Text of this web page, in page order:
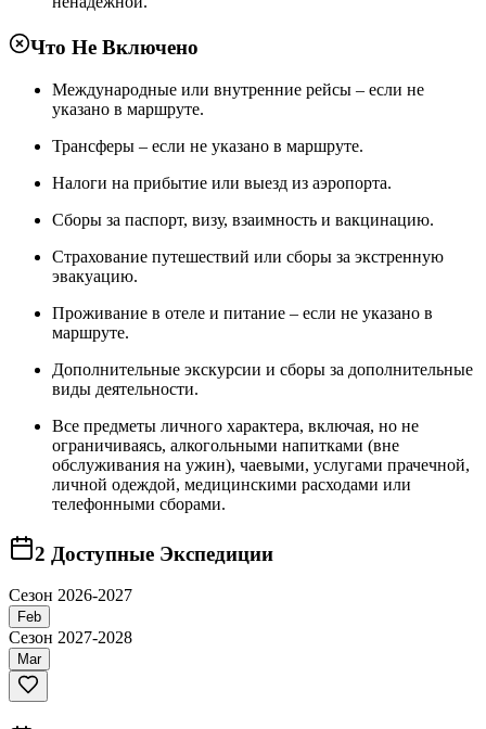
Что Не Включено
Международные или внутренние рейсы – если не
указано в маршруте.
Трансферы – если не указано в маршруте.
Налоги на прибытие или выезд из аэропорта.
Сборы за паспорт, визу, взаимность и вакцинацию.
Страхование путешествий или сборы за экстренную
эвакуацию.
Проживание в отеле и питание – если не указано в
маршруте.
Дополнительные экскурсии и сборы за дополнительные
виды деятельности.
Все предметы личного характера, включая, но не
ограничиваясь, алкогольными напитками (вне
обслуживания на ужин), чаевыми, услугами прачечной,
личной одеждой, медицинскими расходами или
телефонными сборами.
2 Доступные Экспедиции
Сезон 2026-2027
Feb
Сезон 2027-2028
Mar